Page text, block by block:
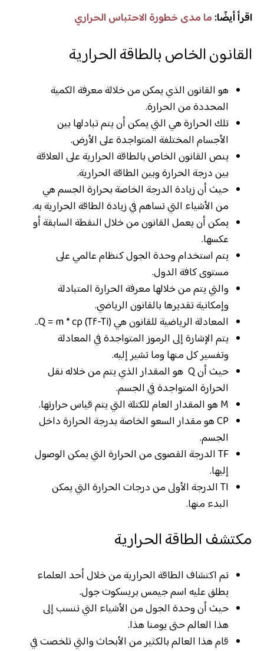
اقرأ أيضًا: ما مدى خطورة الاحتباس الحراري
القانون الخاص بالطاقة الحرارية
هو القانون الذي يمكن من خلالة معرفة الكمية
المحددة من الحرارة.
تلك الحرارة هي التي يمكن أن يتم تبادلها بين
الأجسام المختلفة المتواجدة على الأرض.
ينص القانون الخاص بالطاقة الحرارية على العلاقة
بين درجة الحرارة وبين الطاقة الحرارية.
حيث أن زيادة الدرجة الخاصة بحرارة الجسم هي
من الأشياء التي تساهم في زيادة الطاقة الحرارية به.
يمكن أن يعمل القانون من خلال النقطة السابقة أو
عكسها.
يتم استخدام وحدة الجول كنظام عالمي على
مستوى كافة الدول.
والتي يتم من خلالها معرفة الحرارة المتبادلة
وإمكانية تقديرها بالقانون الرياضي.
المعادلة الرياضية للقانون هي (Q = m * cp (Tf-Ti..
يتم الإشارة إلى الرموز المتواجدة في المعادلة
وتفسير كل منها وما تشير إليه.
حيث أن Q هو المقدار الذي يتم من خلاله نقل
الحرارة المتواجدة في الجسم.
M هو المقدار العام للكتلة التي يتم قياس حرارتها.
CP هو مقدار السعو الخاصة بدرجة الحرارة داخل
الجسم.
TF الدرجة القصوى من الحرارة التي يمكن الوصول
إليها.
TI الدرجة الأولى من درجات الحرارة التي يمكن
البدء منها.
مكتشف الطاقة الحرارية
تم اكتشاف الطاقة الحرارية من خلال أحد العلماء
يطلق عليه اسم جيمس بريسكوت جول.
حيث أن وحدة الجول من الأشياء التي تنسب إلى
هذا العالم حتى يومنا هذا.
قام هذا العالم بالكثير من الأبحاث والتي تلخصت في